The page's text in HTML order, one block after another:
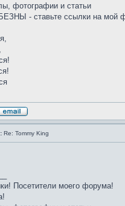
фотографии и статьи
- ставьте ссылки на мой
Re: Tommy King
Посетители моего форума!